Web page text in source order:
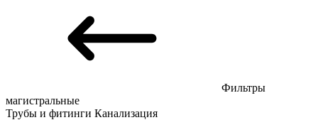
Фильтры
магистральные
Трубы и фитинги Канализация